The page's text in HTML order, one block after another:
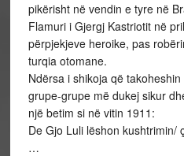
pikërisht në vendin e tyre në
Flamuri i Gjergj Kastriotit në
përpjekjeve heroike, pas
turqia otomane.
Ndërsa i shikoja që
grupe-grupe më dukej sikur
një betim si në vitin 1911:
De Gjo Luli lëshon kushtrimin/
…